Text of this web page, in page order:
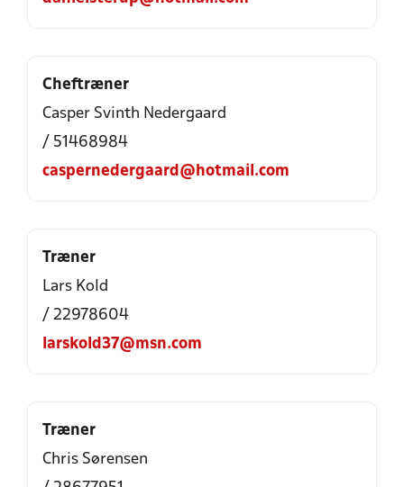
Cheftræner
Casper Svinth Nedergaard
/ 51468984
caspernedergaard@hotmail.com
Træner
Lars Kold
/ 22978604
larskold37@msn.com
Træner
Chris Sørensen